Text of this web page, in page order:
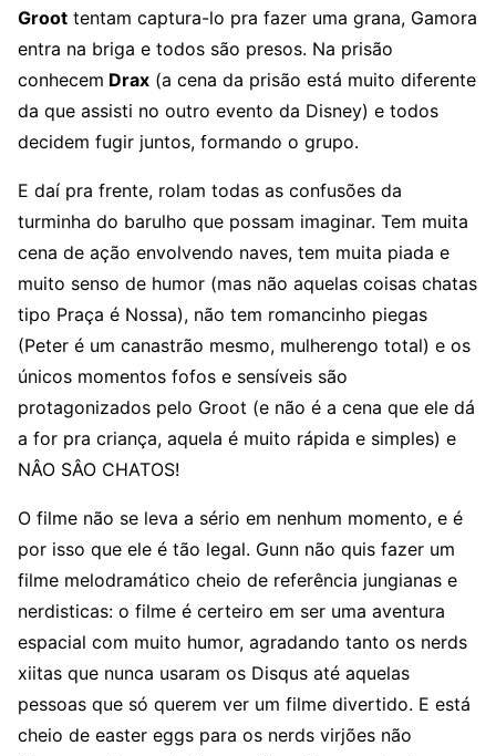
Groot tentam captura-lo pra fazer uma grana, Gamora
entra na briga e todos são presos. Na prisão
conhecem Drax (a cena da prisão está muito diferente
da que assisti no outro evento da Disney) e todos
decidem fugir juntos, formando o grupo.
E daí pra frente, rolam todas as confusões da
turminha do barulho que possam imaginar. Tem muita
cena de ação envolvendo naves, tem muita piada e
muito senso de humor (mas não aquelas coisas chatas
tipo Praça é Nossa), não tem romancinho piegas
(Peter é um canastrão mesmo, mulherengo total) e os
únicos momentos fofos e sensíveis são
protagonizados pelo Groot (e não é a cena que ele dá
a for pra criança, aquela é muito rápida e simples) e
NÂO SÂO CHATOS!
O filme não se leva a sério em nenhum momento, e é
por isso que ele é tão legal. Gunn não quis fazer um
filme melodramático cheio de referência jungianas e
nerdisticas: o filme é certeiro em ser uma aventura
espacial com muito humor, agradando tanto os nerds
xiitas que nunca usaram os Disqus até aquelas
pessoas que só querem ver um filme divertido. E está
cheio de easter eggs para os nerds virjões não